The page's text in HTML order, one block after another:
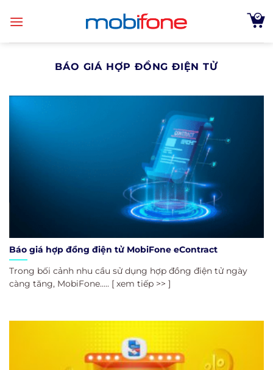
BÁO GIÁ HỢP ĐỒNG ĐIỆN TỬ
Báo giá hợp đồng điện tử MobiFone eContract
Trong bối cảnh nhu cầu sử dụng hợp đồng điện tử ngày
càng tăng, MobiFone..... [ xem tiếp >> ]